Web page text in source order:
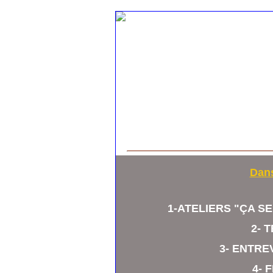
1-ATELIERS "ÇA
2-
3-
4-